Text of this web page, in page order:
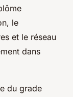
le
et le réseau
dans
du grade